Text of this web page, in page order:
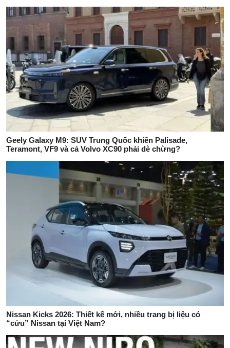
Geely Galaxy M9: SUV Trung Quốc khiến Palisade,
Teramont, VF9 và cả Volvo XC90 phải dè chừng?
Nissan Kicks 2026: Thiết kế mới, nhiều trang bị liệu có
“cứu” Nissan tại Việt Nam?